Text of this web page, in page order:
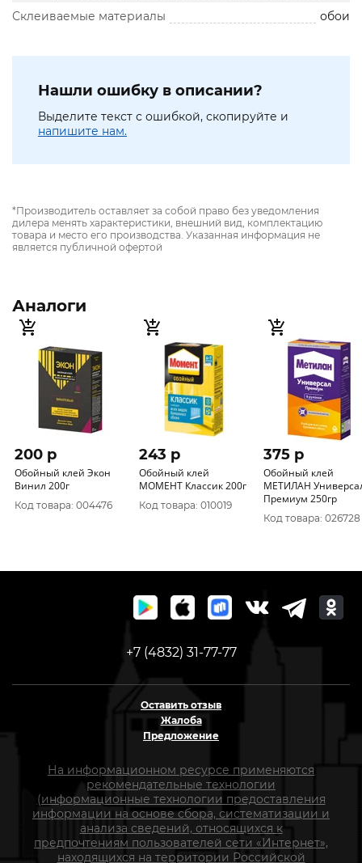
Склеиваемые материалы
обои
Нашли ошибку в описании?
Выделите текст с ошибкой, скопируйте и
напишите нам.
*Производитель оставляет за собой право без уведомления
дилера менять характеристики, внешний вид, комплектацию
товара и место его производства. Указанная информация не
является публичной офертой
Аналоги
200 p
Обойный клей Экон
Винил 200г
Код товара: 004476
243 p
Обойный клей
МОМЕНТ Классик 200г
Код товара: 010019
375 p
Обойный клей
МЕТИЛАН
Премиум 250гр
Код товара: 026728
+7 (4832) 31-77-77
Оставить отзыв
Жалоба
Предложение
На информационном ресурсе применяются
рекомендательные технологии
(информационные технологии предоставления
информации на основе сбора, систематизации и
анализа сведений, относящихся к
предпочтениям пользователей сети «Интернет»,
находящихся на территории Российской